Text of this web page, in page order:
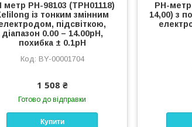
метр PH-98103 (TPH01118)
із тонким змінним
підсвіткою,
діапазон 0.00 – 14.00рН,
похибка ± 0.1pH
BY-00001704
1 508 ₴
Готово до відправки
Купити
РН-метр
14,00) з